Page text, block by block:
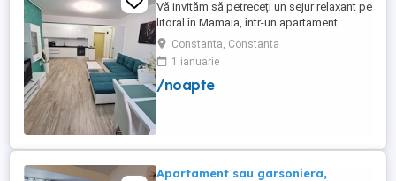
Vă invităm să petreceți un sejur relaxant pe
litoral în Mamaia, într-un apartament
modern, situat în complexul Moonlight,
Residence, zona centrală una dintre cele
mai căutate locații din stațiune. Locație
excelentă la doar câțiva pași de plajă,
Constanta, Constanta
1 ianuarie
/noapte
Apartament sau garsoniera,